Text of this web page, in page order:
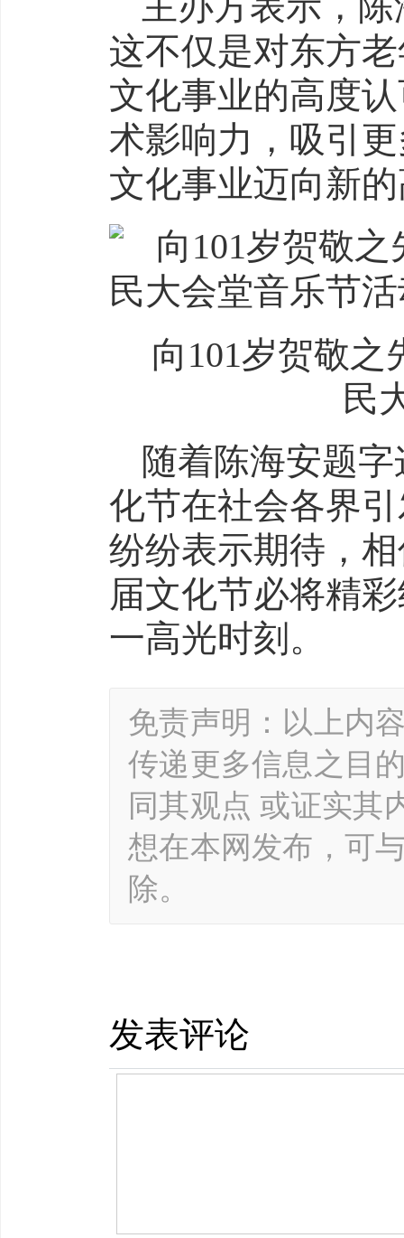
这不仅是对东方
文化事业的高度
术影响力，吸引
文化事业迈向新
向101岁贺敬
民
随着陈海安题
化节在社会各界
纷纷表示期待，
届文化节必将精
一高光时刻。
免责声明：以上内
传递更多信息之目
同其观点 或证实其
想在本网发布，可
除。
发表评论